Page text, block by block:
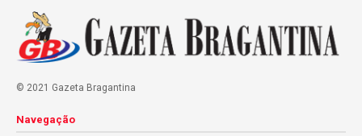
© 2021 Gazeta Bragantina
Navegação